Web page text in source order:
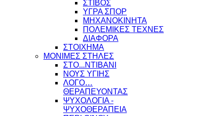
ΣΤΙΒΟΣ
ΥΓΡΑ ΣΠΟΡ
ΜΗΧΑΝΟΚΙΝΗΤΑ
ΠΟΛΕΜΙΚΕΣ ΤΕΧΝΕΣ
ΔΙΑΦΟΡΑ
ΣΤΟΙΧΗΜΑ
ΜΟΝΙΜΕΣ ΣΤΗΛΕΣ
ΣΤΟ...ΝΤΙΒΑΝΙ
ΝΟΥΣ ΥΓΙΗΣ
ΛΟΓΟ…
ΘΕΡΑΠΕΥΟΝΤΑΣ
ΨΥΧΟΛΟΓΙΑ -
ΨΥΧΟΘΕΡΑΠΕΙΑ